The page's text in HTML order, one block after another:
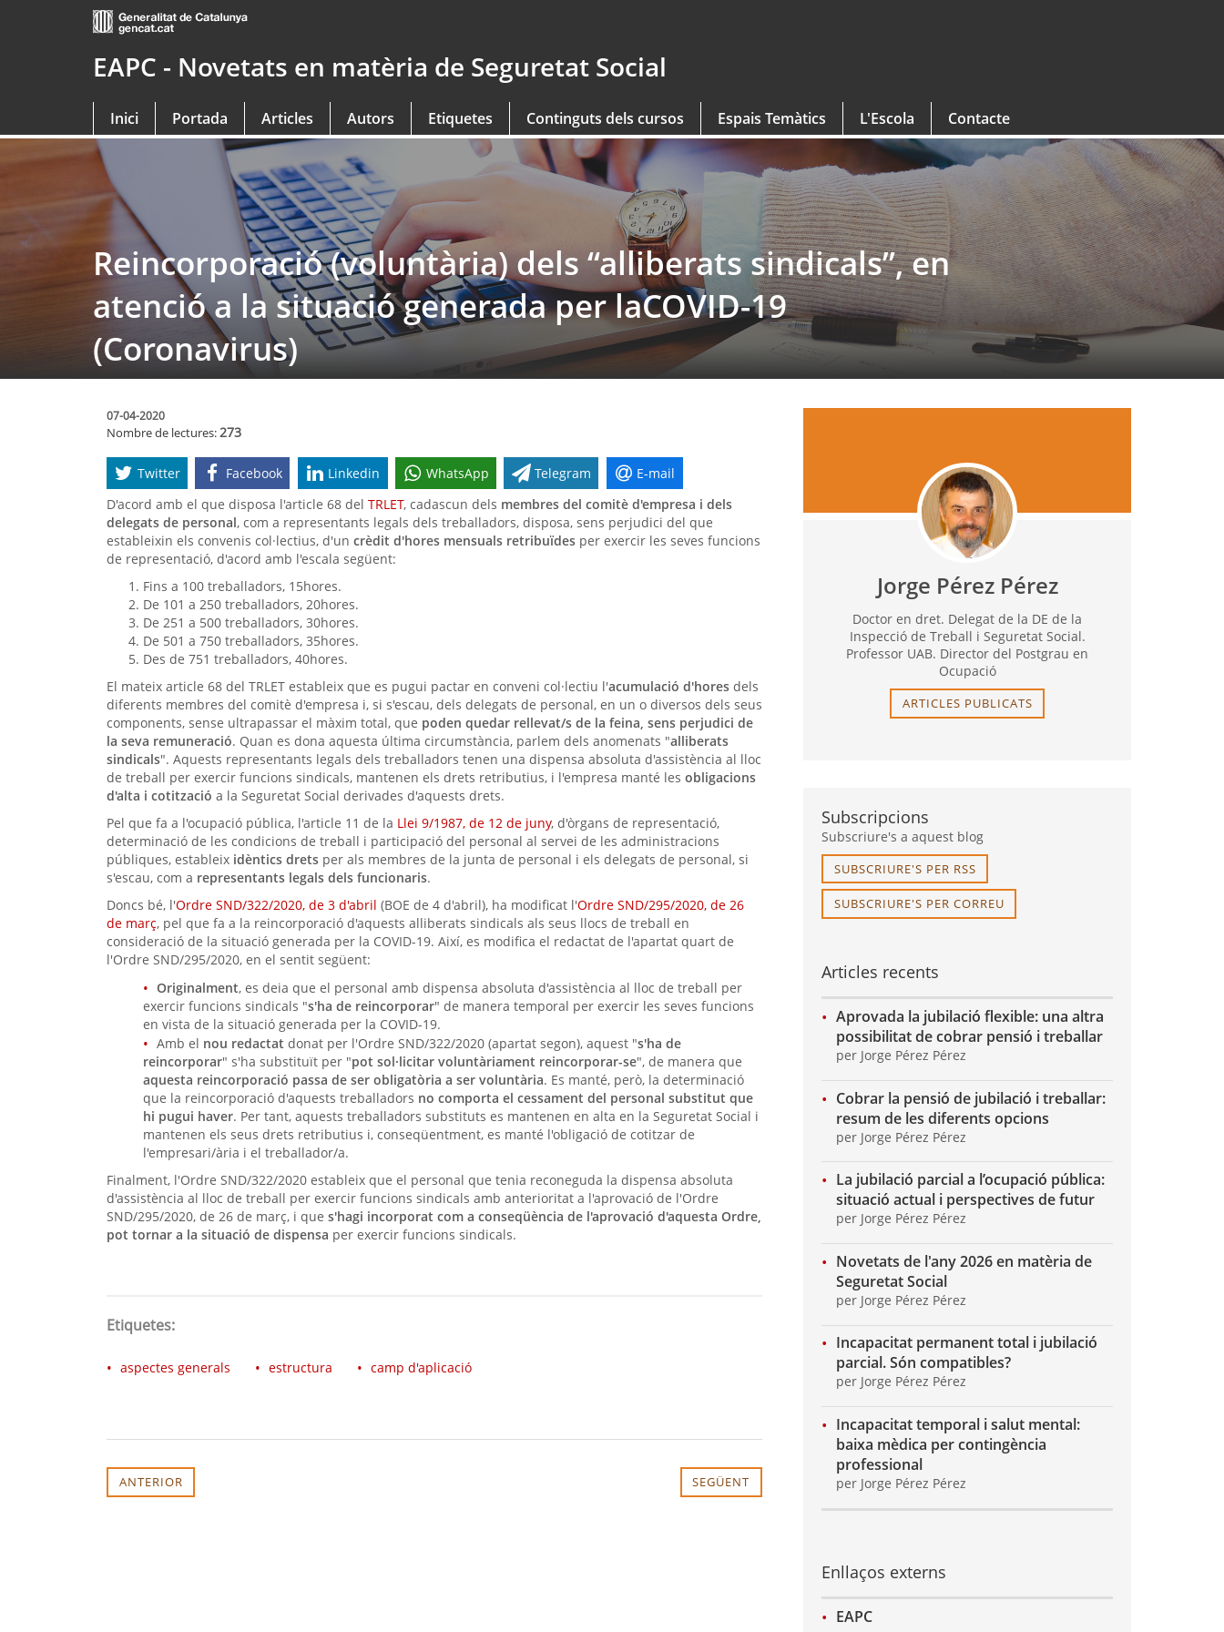
EAPC - Novetats en matèria de Seguretat Social
Inici Portada Articles Autors Etiquetes Continguts dels cursos Espais Temàtics L'Escola Contacte
Reincorporació (voluntària) dels “alliberats sindicals”, en
atenció a la situació generada per laCOVID-19
(Coronavirus)
07-04-2020
Nombre de lectures:273
Twitter Facebook Linkedin WhatsApp Telegram
E-mail
D'acord amb el que disposa l'article 68 del TRLET, cadascun dels membres del comitè d'empresa i dels
delegats de personal, com a representants legals dels treballadors, disposa, sens perjudici del que
estableixin els convenis col·lectius, d'un crèdit d'hores mensuals retribuïdes per exercir les seves funcions
de representació, d'acord amb l'escala següent:
Fins a 100 treballadors, 15hores.
De 101 a 250 treballadors, 20hores.
De 251 a 500 treballadors, 30hores.
De 501 a 750 treballadors, 35hores.
Des de 751 treballadors, 40hores.
El mateix article 68 del TRLET estableix que es pugui pactar en conveni col·lectiu l'acumulació d'hores dels
diferents membres del comitè d'empresa i, si s'escau, dels delegats de personal, en un o diversos dels seus
components, sense ultrapassar el màxim total, que poden quedar rellevat/s de la feina, sens perjudici de
la seva remuneració. Quan es dona aquesta última circumstància, parlem dels anomenats "alliberats
sindicals". Aquests representants legals dels treballadors tenen una dispensa absoluta d'assistència al lloc
de treball per exercir funcions sindicals, mantenen els drets retributius, i l'empresa manté les obligacions
d'alta i cotització a la Seguretat Social derivades d'aquests drets.
Pel que fa a l'ocupació pública, l'article 11 de la Llei 9/1987, de 12 de juny, d'òrgans de representació,
determinació de les condicions de treball i participació del personal al servei de les administracions
públiques, estableix idèntics drets per als membres de la junta de personal i els delegats de personal, si
s'escau, com a representants legals dels funcionaris.
Doncs bé, l'Ordre SND/322/2020, de 3 d'abril (BOE de 4 d'abril), ha modificat l'Ordre SND/295/2020, de 26
de març, pel que fa a la reincorporació d'aquests alliberats sindicals als seus llocs de treball en
consideració de la situació generada per la COVID-19. Així, es modifica el redactat de l'apartat quart de
l'Ordre SND/295/2020, en el sentit següent:
Originalment, es deia que el personal amb dispensa absoluta d'assistència al lloc de treball per
exercir funcions sindicals "s'ha de reincorporar" de manera temporal per exercir les seves funcions
en vista de la situació generada per la COVID-19.
Amb el nou redactat donat per l'Ordre SND/322/2020 (apartat segon), aquest "s'ha de
reincorporar" s'ha substituït per "pot sol·licitar voluntàriament reincorporar-se", de manera que
aquesta reincorporació passa de ser obligatòria a ser voluntària. Es manté, però, la determinació
que la reincorporació d'aquests treballadors no comporta el cessament del personal substitut que
hi pugui haver. Per tant, aquests treballadors substituts es mantenen en alta en la Seguretat Social i
mantenen els seus drets retributius i, conseqüentment, es manté l'obligació de cotitzar de
l'empresari/ària i el treballador/a.
Finalment, l'Ordre SND/322/2020 estableix que el personal que tenia reconeguda la dispensa absoluta
d'assistència al lloc de treball per exercir funcions sindicals amb anterioritat a l'aprovació de l'Ordre
SND/295/2020, de 26 de març, i que s'hagi incorporat com a conseqüència de l'aprovació d'aquesta Ordre,
pot tornar a la situació de dispensa per exercir funcions sindicals.
Etiquetes:
aspectes generals estructura camp d'aplicació
ANTERIOR SEGÜENT
Jorge Pérez Pérez
Doctor en dret. Delegat de la DE de la
Inspecció de Treball i Seguretat Social.
Professor UAB. Director del Postgrau en
Ocupació
ARTICLES PUBLICATS
Subscripcions
Subscriure's a aquest blog
SUBSCRIURE'S PER RSS
SUBSCRIURE'S PER CORREU
Articles recents
Aprovada la jubilació flexible: una altra
possibilitat de cobrar pensió i treballar
per Jorge Pérez Pérez
Cobrar la pensió de jubilació i treballar:
resum de les diferents opcions
per Jorge Pérez Pérez
La jubilació parcial a l’ocupació pública:
situació actual i perspectives de futur
per Jorge Pérez Pérez
Novetats de l'any 2026 en matèria de
Seguretat Social
per Jorge Pérez Pérez
Incapacitat permanent total i jubilació
parcial. Són compatibles?
per Jorge Pérez Pérez
Incapacitat temporal i salut mental:
baixa mèdica per contingència
professional
per Jorge Pérez Pérez
Enllaços externs
EAPC